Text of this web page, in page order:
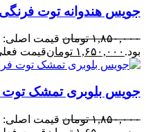
جویس هندوانه توت
۱,۸۵۰,۰۰۰ تومان
بود. ۱,۶۵۰,۰۰۰ تومانقیمت فعلی: ۱,۶۵۰,۰۰۰
جویس بلوبری تمشک
۱,۸۵۰,۰۰۰ تومان